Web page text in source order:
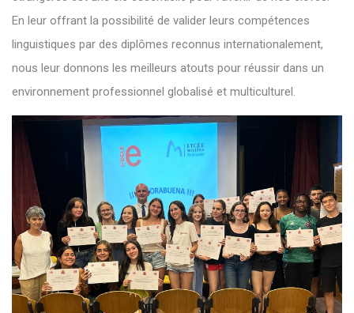
En leur offrant la possibilité de valider leurs compétences
linguistiques par des diplômes reconnus internationalement,
nous leur donnons les meilleurs atouts pour réussir dans un
environnement professionnel globalisé et multiculturel.